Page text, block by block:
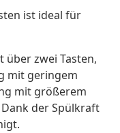
ist ideal für
über zwei Tasten,
mit geringem
mit größerem
der Spülkraft